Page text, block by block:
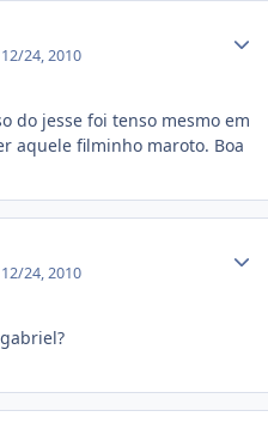
12/24, 2010
do jesse foi tenso mesmo em
aquele filminho maroto. Boa
12/24, 2010